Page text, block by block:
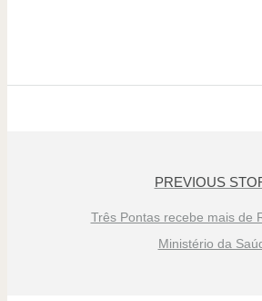
PREVIOUS
Três Pontas recebe mais de
Ministério da